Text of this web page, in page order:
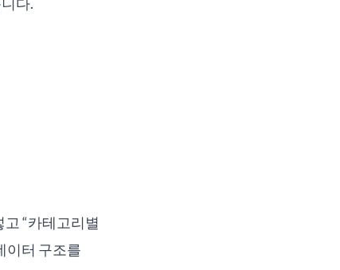
“카테고리별
이터 구조를